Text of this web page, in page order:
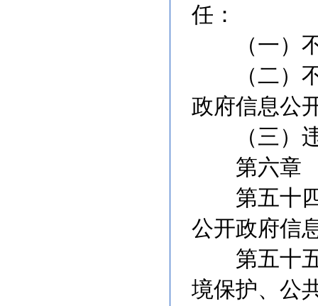
任：
（一）不
（二）不
政府信息公
（三）违
第六章
第五十四
公开政府信
第五十五
境保护、公